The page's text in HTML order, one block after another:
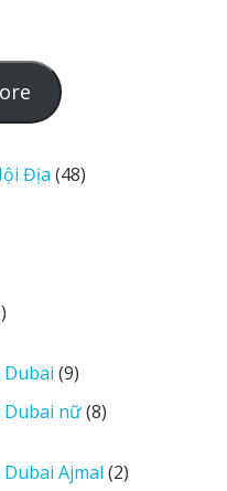
o
d
v
e
s
Địa 4848
10
phẩm
99
sản
phẩm
Dubai nữ 88
phẩm
Ajmal 22